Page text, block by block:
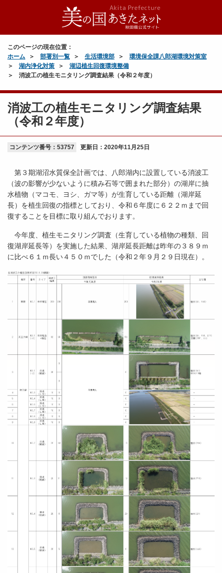
このページの現在位置：
ホーム
部署別一覧 生活環境部
環境保全課八郎湖環境対策室
湖内浄化対策
湖辺植生回復環境整備
消波工の植生モニタリング調査結果（令和２年度）
消波工の植生モニタリング調査結果
（令和２年度）
コンテンツ番号：53757 更新日： 2020年11月25日
第３期湖沼水質保全計画では、八郎湖内に設置している消波工
（波の影響が少ないように積み石等で囲まれた部分）の湖岸に抽
水植物（マコモ、ヨシ、ガマ等）が生育している距離（湖岸延
長）を植生回復の指標としており、令和６年度に６２２ｍまで回
復することを目標に取り組んでおります。
今年度、植生モニタリング調査（生育している植物の種類、回
復湖岸延長等）を実施した結果、湖岸延長距離は昨年の３８９ｍ
に比べ６１ｍ長い４５０ｍでした（令和２年９月２９日現在）。